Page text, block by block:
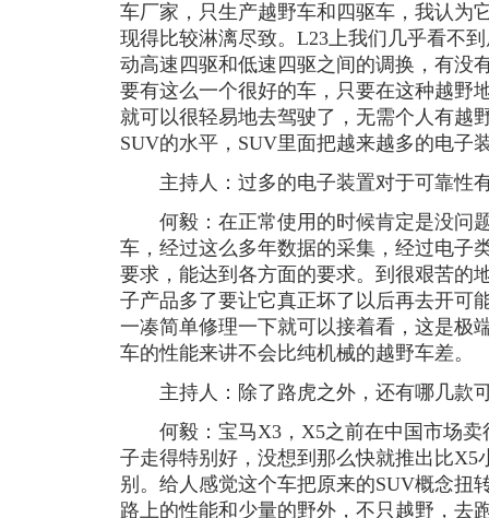
车厂家，只生产越野车和四驱车，我认为
现得比较淋漓尽致。L23上我们几乎看不
动高速四驱和低速四驱之间的调换，有没
要有这么一个很好的车，只要在这种越野
就可以很轻易地去驾驶了，无需个人有越
SUV的水平，SUV里面把越来越多的电子
主持人：过多的电子装置对于可靠性
何毅：在正常使用的时候肯定是没问
车，经过这么多年数据的采集，经过电子
要求，能达到各方面的要求。到很艰苦的
子产品多了要让它真正坏了以后再去开可
一凑简单修理一下就可以接着看，这是极
车的性能来讲不会比纯机械的越野车差。
主持人：除了路虎之外，还有哪几款
何毅：宝马X3，X5之前在中国市场卖
子走得特别好，没想到那么快就推出比X5
别。给人感觉这个车把原来的SUV概念扭
路上的性能和少量的野外，不只越野，去